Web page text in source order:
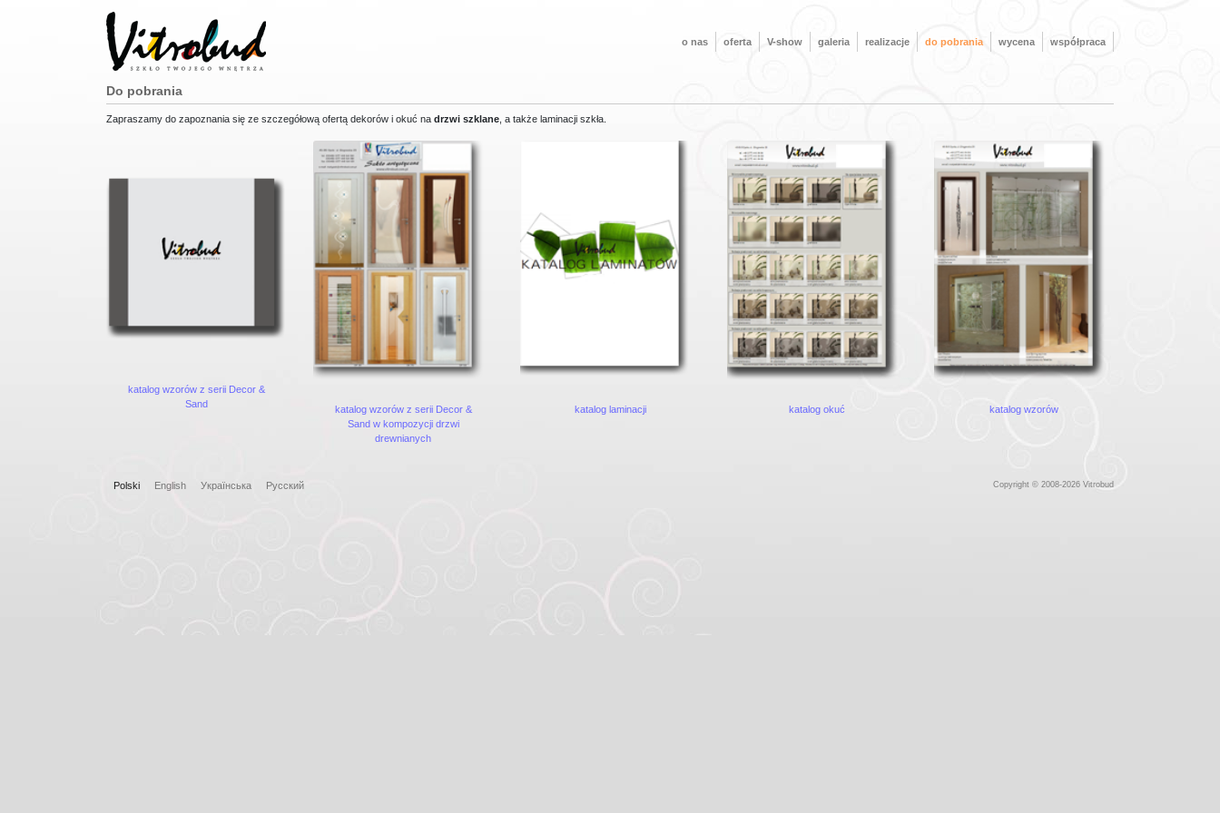
o nas oferta V-show galeria realizacje do pobrania wycena współpraca
Do pobrania
Zapraszamy do zapoznania się ze szczegółową ofertą dekorów i okuć na drzwi szklane , a także laminacji szkła.
katalog wzorów z serii Decor &
Sand
katalog wzorów z serii Decor &
Sand w kompozycji drzwi
drewnianych
katalog laminacji katalog okuć katalog wzorów
Polski English Українська Русский Copyright © 2008-2026 Vitrobud